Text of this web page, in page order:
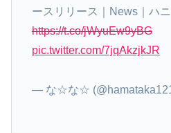
ースリリース｜News｜ハ
https://t.co/jWyuEw9yBG
pic.twitter.com/7jqAkzjkJR
— な☆な☆